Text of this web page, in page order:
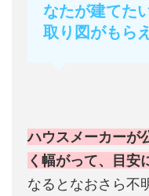
なたが建てた
取り図がもら
ハウスメーカーが
く幅がって、目安
なるとなおさら不